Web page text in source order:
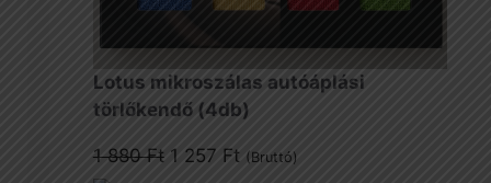
Lotus mikroszálas autóáplási
törlőkendő (4db)
1 880Ft Original
1 257 FtCurrent
(Bruttó)